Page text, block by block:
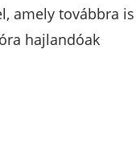
amely továbbra is
hajlandóak